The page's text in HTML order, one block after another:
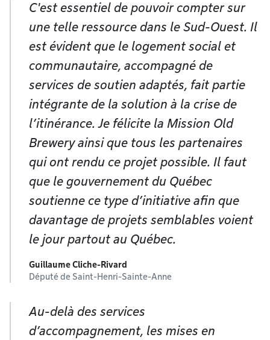
C'est essentiel de pouvoir compter sur
une telle ressource dans le Sud-Ouest. Il
est évident que le logement social et
communautaire, accompagné de
services de soutien adaptés, fait partie
intégrante de la solution à la crise de
l’itinérance. Je félicite la Mission Old
Brewery ainsi que tous les partenaires
qui ont rendu ce projet possible. Il faut
que le gouvernement du Québec
soutienne ce type d’initiative afin que
davantage de projets semblables voient
le jour partout au Québec.
Guillaume Cliche-Rivard
Député de Saint-Henri-Sainte-Anne
Au-delà des services
d’accompagnement, les mises en